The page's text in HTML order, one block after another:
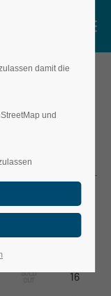
SOLD
16
damit die
und